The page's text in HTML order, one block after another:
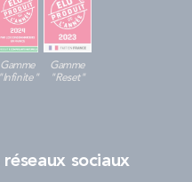
Gamme
"Infinite"
Gamme
"Reset"
réseaux sociaux